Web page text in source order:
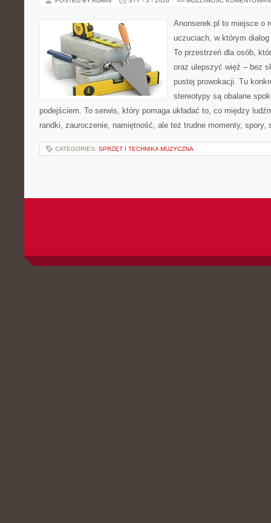
Anonserek.pl to miejsce o
uczuciach, w którym
To przestrzeń dla osób,
oraz ulepszyć więź – bez
pustej prowokacji. Tu
stereotypy są obalane
podejściem. To serwis, który pomaga układać to, co między
randki, zauroczenie, namiętność, ale też trudne momenty,
CATEGORIES: SPRZĘT I TECHNIKA MUZYCZNA